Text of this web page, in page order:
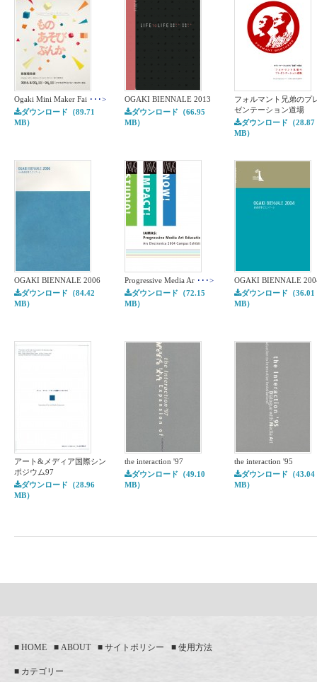
Ogaki Mini Maker Fai ･･･>
ダウンロード（89.71
MB）
OGAKI BIENNALE 2013
ダウンロード（66.95
MB）
フォルマント兄弟のプ
ゼンテーション道場
ダウンロード（28.87
MB）
OGAKI BIENNALE 2006
ダウンロード（84.42
MB）
Progressive Media Ar ･･･>
ダウンロード（72.15
MB）
OGAKI BIENNALE
ダウンロード（36.01
MB）
アート&メディア国際シン
ポジウム97
ダウンロード（28.96
MB）
the interaction '97
ダウンロード（49.10
MB）
the interaction '95
ダウンロード（43.04
MB）
HOME ABOUT サイトポリシー 使用方法
カテゴリー